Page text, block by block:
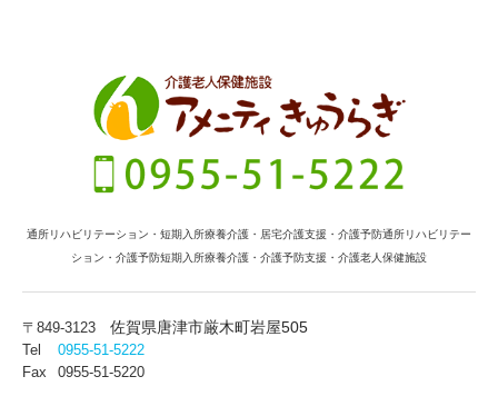
通所リハビリテーション・短期入所療養介護・居宅介護支援・介護予防通所リハビリテー
ション・介護予防短期入所療養介護・介護予防支援・介護老人保健施設
〒849-3123 佐賀県唐津市厳木町岩屋505
Tel
0955-51-5222
Fax
0955-51-5220